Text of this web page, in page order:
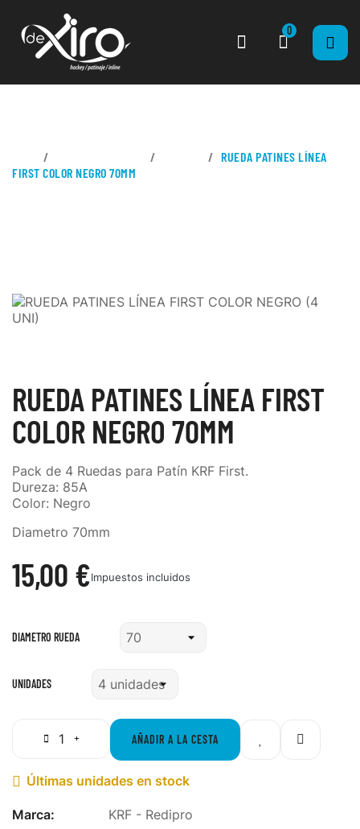
0
RUEDA PATINES LÍNEA
FIRST COLOR NEGRO 70MM
RUEDA PATINES LÍNEA FIRST
COLOR NEGRO 70MM
Pack de 4 Ruedas para Patín KRF First.
Dureza: 85A
Color: Negro
Diametro 70mm
15,00 €Impuestos incluidos
DIAMETRO RUEDA
UNIDADES
AÑADIR A LA CESTA
 Últimas unidades en stock
Marca:
KRF - Redipro